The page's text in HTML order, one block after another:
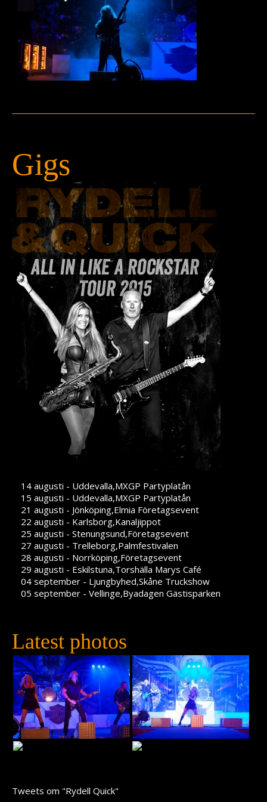
Press
Teknik
Contact
Gigs
14 augusti - Uddevalla,MXGP Partyplatån
15 augusti - Uddevalla,MXGP Partyplatån
21 augusti - Jönköping,Elmia Företagsevent
22 augusti - Karlsborg,Kanaljippot
25 augusti - Stenungsund,Företagsevent
27 augusti - Trelleborg,Palmfestivalen
28 augusti - Norrköping,Företagsevent
29 augusti - Eskilstuna,Torshälla Marys Café
04 september - Ljungbyhed,Skåne Truckshow
05 september - Vellinge,Byadagen Gästisparken
Latest photos
Tweets om "Rydell Quick"